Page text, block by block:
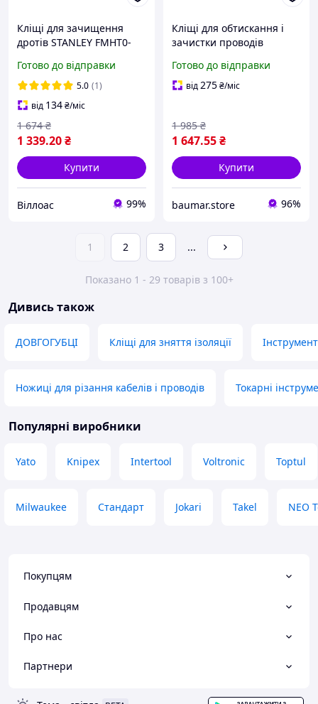
Кліщі для зачищення
дротів STANLEY FMHT0-
Готово до відправки
5.0 (1)
від 134₴/міс
1 339.20₴
1 674 ₴
Купити
Віллоас 99%
Кліщі для обтискання і
зачистки проводів
Baumar - Всегда Вовремя
Готово до відправки
від275₴/міс
1 647.55₴
1 985 ₴
Купити
baumar.store 96%
1 2 3 ...
Показано 1 - 29 товарів з 100+
Дивись також
ДОВГОГУБЦІ Кліщі для зняття ізоляції
Ножиці для різання кабелів і проводів Токарні
Популярні виробники
Yato Knipex Intertool Voltronic Toptul
Milwaukee Стандарт Jokari Takel NEO
Покупцям
Продавцям
Про нас
Партнери